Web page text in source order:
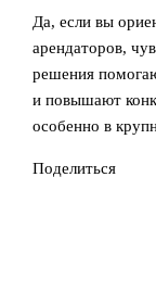
Да, если вы
арендаторов,
решения
и повышают
особенно в
Поделиться